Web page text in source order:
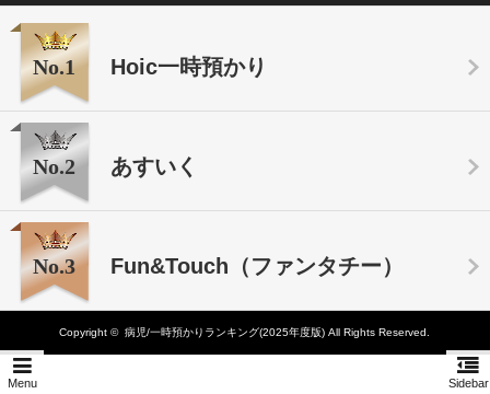
Menu Sidebar
No.1 Hoic一時預かり
No.2 あすいく
No.3 Fun&Touch（ファンタチー）
Copyright ©病児/一時預かりランキング(2025年度版) All Rights Reserved.